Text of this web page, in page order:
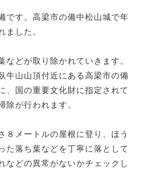
です。高梁市の備中松山城で年
ました。
などが取り除かれていきます。
牛山山頂付近にある高梁市の備
、国の重要文化財に指定されて
除が行われます。
８メートルの屋根に登り、ほう
た落ち葉などを丁寧に落として
などの異常がないかチェックし